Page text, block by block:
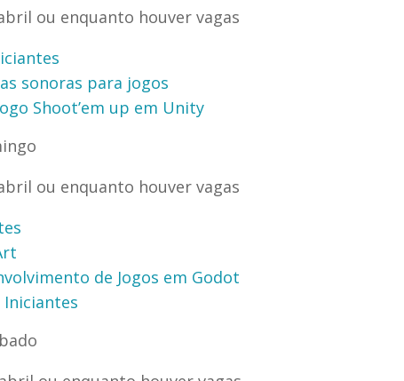
ou enquanto houver vagas
sonoras para jogos
Shoot’em up em Unity
ou enquanto houver vagas
de Jogos em Godot
Iniciantes